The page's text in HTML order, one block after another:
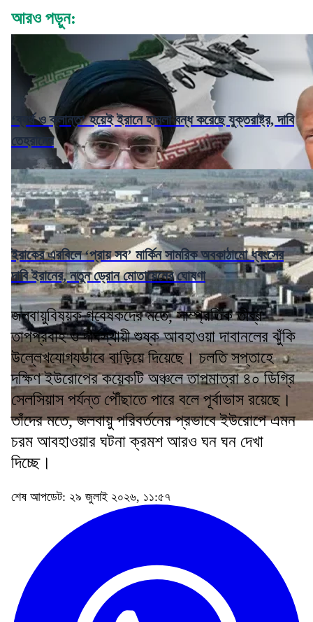
আরও পড়ুন:
‘ব্যর্থ ও ক্লান্ত’ হয়েই ইরানে হামলা বন্ধ করেছে যুক্তরাষ্ট্র, দাবি
তেহরানের
ইরাকের এরবিলে ‘প্রায় সব’ মার্কিন সামরিক অবকাঠামো ধ্বংসের
দাবি ইরানের, নতুন ড্রোন মোতায়েনের ঘোষণা
জলবায়ুবিষয়ক গবেষকদের মতে, সাম্প্রতিক তীব্র
তাপপ্রবাহ ও দীর্ঘস্থায়ী শুষ্ক আবহাওয়া দাবানলের ঝুঁকি
উল্লেখযোগ্যভাবে বাড়িয়ে দিয়েছে। চলতি সপ্তাহে
দক্ষিণ ইউরোপের কয়েকটি অঞ্চলে তাপমাত্রা ৪০ ডিগ্রি
সেলসিয়াস পর্যন্ত পৌঁছাতে পারে বলে পূর্বাভাস রয়েছে।
তাঁদের মতে, জলবায়ু পরিবর্তনের প্রভাবে ইউরোপে এমন
চরম আবহাওয়ার ঘটনা ক্রমশ আরও ঘন ঘন দেখা
দিচ্ছে।
শেষ আপডেট: ২৯ জুলাই ২০২৬, ১১:৫৭